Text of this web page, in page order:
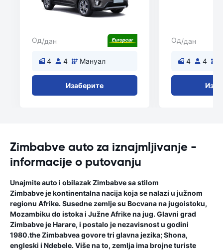
Од/дан
4 4 Мануал
Изаберите
Од/дан
4 4
Zimbabve auto za iznajmljivanje -
informacije o putovanju
Unajmite auto i obilazak Zimbabve sa stilom
Zimbabve je kontinentalna nacija koja se nalazi u južnom
regionu Afrike. Susedne zemlje su Bocvana na jugoistoku,
Mozambiku do istoka i Južne Afrike na jug. Glavni grad
Zimbabve je Harare, i postalo je nezavisnost u godini
1980.the Zimbabvea govore tri glavna jezika; Shona,
engleski i Ndebele. Više na to, zemlja ima brojne turiste